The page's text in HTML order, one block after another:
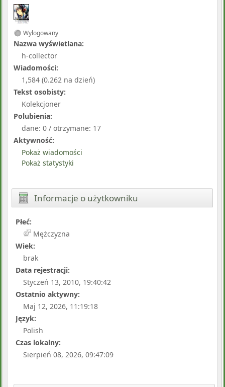
Wylogowany
Nazwa wyświetlana:
h-collector
Wiadomości:
1,584 (0.262 na dzień)
Tekst osobisty:
Kolekcjoner
Polubienia:
dane: 0 / otrzymane: 17
Aktywność:
Pokaż wiadomości
Pokaż statystyki
Informacje o użytkowniku
Płeć:
Mężczyzna
Wiek:
brak
Data rejestracji:
Styczeń 13, 2010, 19:40:42
Ostatnio aktywny:
Maj 12, 2026, 11:19:18
Język:
Polish
Czas lokalny:
Sierpień 08, 2026, 09:47:09